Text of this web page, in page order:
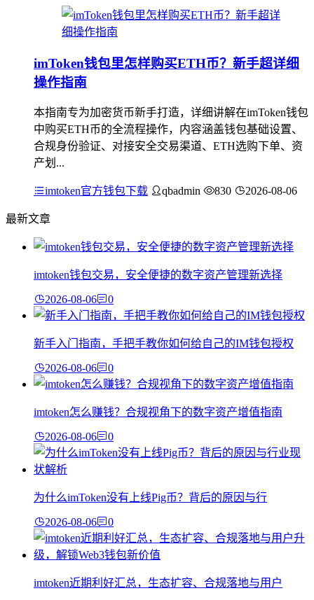
imToken钱包里怎样购买ETH币？新手超详细
操作指南
本指南专为加密货币新手打造，详细讲解在imToken钱包
中购买ETH币的全流程操作，内容涵盖钱包基础设置、
合规身份验证、对接安全交易渠道、ETH选购下单、资
产划...
imtoken官方钱包下载 qbadmin 830 2026-08-06
最新文章
imtoken钱包交易，安全便捷的数字资产管理新选择
2026-08-06 0
新手入门指南，手把手教你如何给自己的IM钱包授权
2026-08-06 0
imtoken怎么赚钱？合规视角下的数字资产增值指南
2026-08-06 0
为什么imToken没有上线Pig币？背后的原因与行
2026-08-06 0
imtoken近期利好汇总，生态扩容、合规落地与用户